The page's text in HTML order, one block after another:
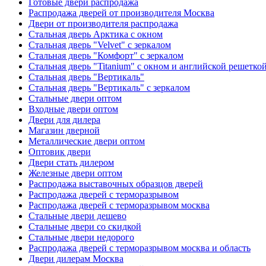
Распродажа дверей от производителя Москва
Двери от производителя распродажа
Стальная дверь Арктика с окном
Стальная дверь "Velvet" с зеркалом
Стальная дверь "Комфорт" с зеркалом
Стальная дверь "Titanium" с окном и английской
Стальная дверь "Вертикаль"
Стальная дверь "Вертикаль" с зеркалом
Стальные двери оптом
Входные двери оптом
Двери для дилера
Магазин дверной
Металлические двери оптом
Оптовик двери
Двери стать дилером
Железные двери оптом
Распродажа выставочных образцов дверей
Распродажа дверей с терморазрывом
Распродажа дверей с терморазрывом москва
Стальные двери дешево
Стальные двери со скидкой
Стальные двери недорого
Распродажа дверей с терморазрывом москва и область
Двери дилерам Москва